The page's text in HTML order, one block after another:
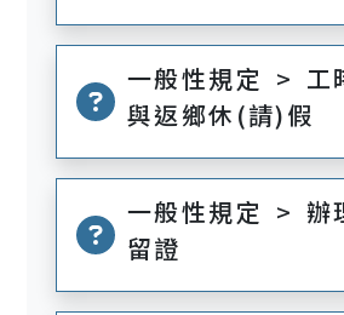
一般性規定 > 工
與返鄉休(請)假
一般性規定 > 辦
留證